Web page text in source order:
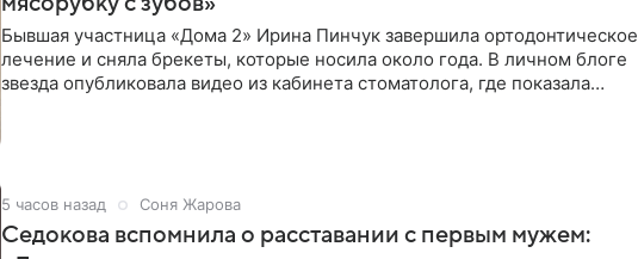
Бывшая участница «Дома 2» Ирина Пинчук завершила ортодонтическое
лечение и сняла брекеты, которые носила около года. В личном блоге
звезда опубликовала видео из кабинета стоматолога, где показала
5 часов назад Соня Жарова
Седокова вспомнила о расставании с первым мужем: